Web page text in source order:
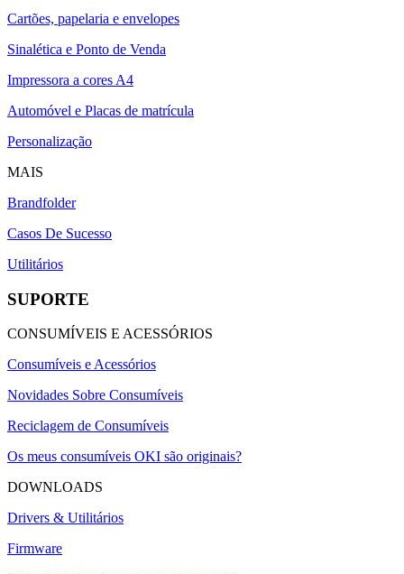
Cartões, papelaria e envelopes
Sinalética e Ponto de Venda
Impressora a cores A4
Automóvel e Placas de matrícula
Personalização
MAIS
Brandfolder
Casos De Sucesso
Utilitários
SUPORTE
CONSUMÍVEIS E ACESSÓRIOS
Consumíveis e Acessórios
Novidades Sobre Consumíveis
Reciclagem de Consumíveis
Os meus consumíveis OKI são originais?
DOWNLOADS
Drivers & Utilitários
Firmware